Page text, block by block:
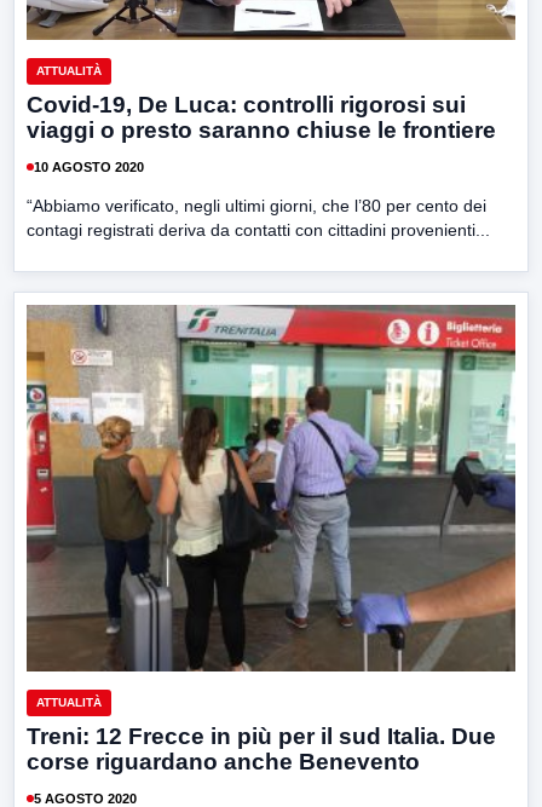
ATTUALITÀ
Covid-19, De Luca: controlli rigorosi sui
viaggi o presto saranno chiuse le frontiere
10 AGOSTO 2020
“Abbiamo verificato, negli ultimi giorni, che l’80 per cento dei
contagi registrati deriva da contatti con cittadini provenienti...
ATTUALITÀ
Treni: 12 Frecce in più per il sud Italia. Due
corse riguardano anche Benevento
5 AGOSTO 2020